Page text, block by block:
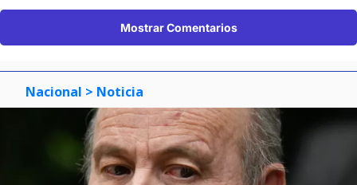
Mostrar Comentarios
Nacional > Noticia